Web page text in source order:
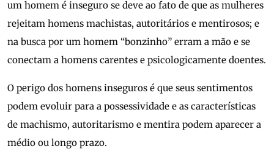
um homem é inseguro se deve ao fato de que as mulheres
rejeitam homens machistas, autoritários e mentirosos; e
na busca por um homem “bonzinho” erram a mão e se
conectam a homens carentes e psicologicamente doentes.
O perigo dos homens inseguros é que seus sentimentos
podem evoluir para a possessividade e as características
de machismo, autoritarismo e mentira podem aparecer a
médio ou longo prazo.